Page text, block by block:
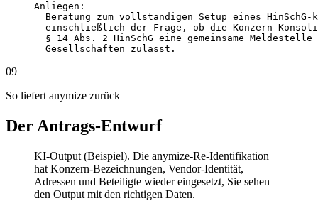
Anliegen:
Beratung zum vollständigen Setup eines HinSchG-
einschließlich der Frage, ob die Konzern-
§ 14 Abs. 2 HinSchG eine gemeinsame Meldestelle
  Gesellschaften zulässt.
09
So liefert anymize zurück
Der Antrags-Entwurf
KI-Output (Beispiel). Die anymize-Re-Identifikation
hat Konzern-Bezeichnungen, Vendor-Identität,
Adressen und Beteiligte wieder eingesetzt, Sie sehen
den Output mit den richtigen Daten.